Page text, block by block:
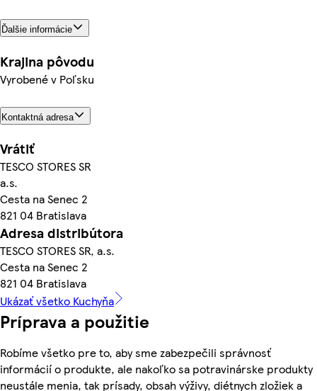
Ďalšie informácie
Krajina pôvodu
Vyrobené v Poľsku
Kontaktná adresa
Vrátiť
TESCO STORES SR
a.s.
Cesta na Senec 2
821 04 Bratislava
Adresa distribútora
TESCO STORES SR, a.s.
Cesta na Senec 2
821 04 Bratislava
Ukázať všetko Kuchyňa
Príprava a použitie
Robíme všetko pre to, aby sme zabezpečili správnosť
informácií o produkte, ale nakoľko sa potravinárske produkty
neustále menia, tak prísady, obsah výživy, diétnych zložiek a